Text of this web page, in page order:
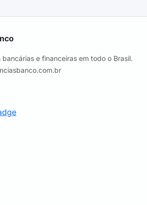
e financeiras em todo o Brasil.